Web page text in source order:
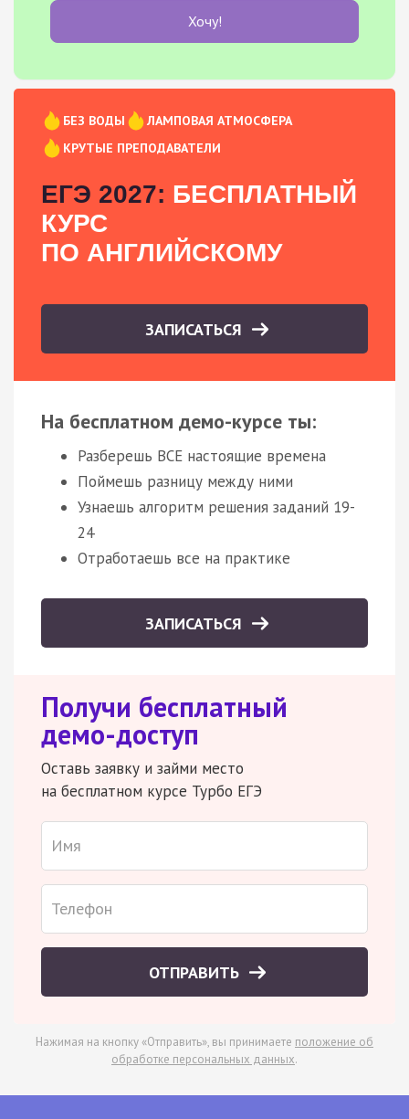
Хочу!
БЕЗ ВОДЫ
ЛАМПОВАЯ АТМОСФЕРА
КРУТЫЕ ПРЕПОДАВАТЕЛИ
ЕГЭ 2027: БЕСПЛАТНЫЙ
КУРС
ПО АНГЛИЙСКОМУ
ЗАПИСАТЬСЯ
На бесплатном демо-курсе ты:
Разберешь ВСЕ настоящие времена
Поймешь разницу между ними
Узнаешь алгоритм решения заданий 19-
24
Отработаешь все на практике
ЗАПИСАТЬСЯ
Получи бесплатный
демо-доступ
Оставь заявку и займи место
на бесплатном курсе Турбо ЕГЭ
ОТПРАВИТЬ
Нажимая на кнопку «Отправить», вы принимаете положение об
обработке персональных данных.